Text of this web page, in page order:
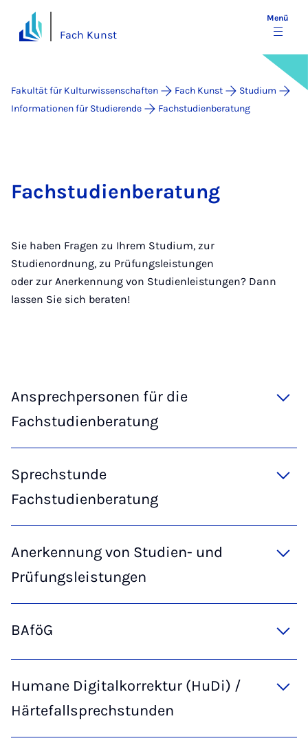
Fach Kunst
Menü
Fakultät für Kulturwissenschaften Fach Kunst
Studium
Informationen für Studierende
Fachstudienberatung
Fachstudienberatung
Sie haben Fragen zu Ihrem Studium, zur
Studienordnung, zu Prüfungsleistungen
oder zur Anerkennung von Studienleistungen? Dann
lassen Sie sich beraten!
Ansprechpersonen für die
Fachstudienberatung
Sprechstunde
Fachstudienberatung
Anerkennung von Studien- und
Prüfungsleistungen
BAföG
Humane Digitalkorrektur (HuDi) /
Härtefallsprechstunden